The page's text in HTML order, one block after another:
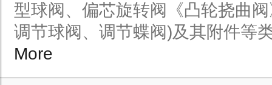
型球阀、偏芯旋转阀《凸轮挠曲
调节球阀、调节蝶阀)及其附件等
More